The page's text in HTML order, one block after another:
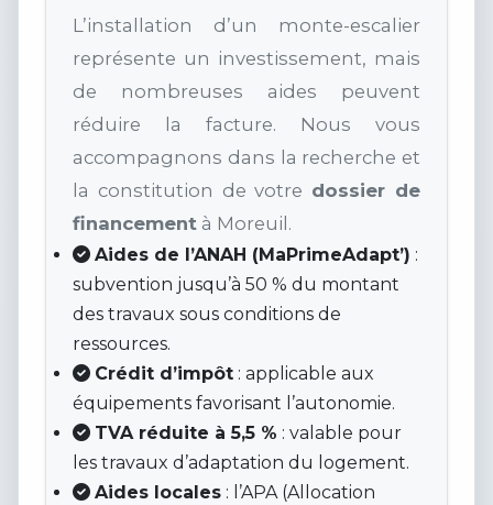
L’installation d’un monte-escalier
représente un investissement, mais
de nombreuses aides peuvent
réduire la facture. Nous vous
accompagnons dans la recherche et
la constitution de votre dossier de
financement à Moreuil.
Aides de l’ANAH (MaPrimeAdapt’) :
subvention jusqu’à 50 % du montant
des travaux sous conditions de
ressources.
Crédit d’impôt : applicable aux
équipements favorisant l’autonomie.
TVA réduite à 5,5 % : valable pour
les travaux d’adaptation du logement.
Aides locales : l’APA (Allocation